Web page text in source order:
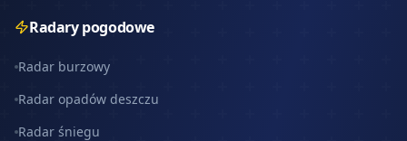
Radary pogodowe
Radar burzowy
Radar opadów deszczu
Radar śniegu